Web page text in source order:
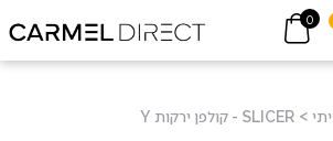
0
> SLICER - קולפן ירקות Y